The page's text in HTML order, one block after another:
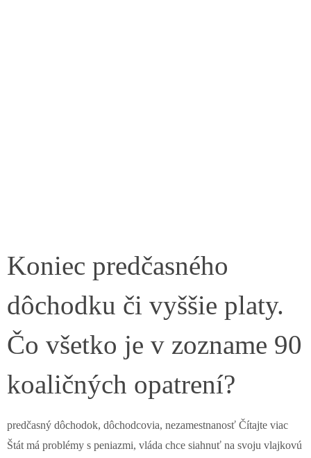
Koniec predčasného
dôchodku či vyššie platy.
Čo všetko je v zozname 90
koaličných opatrení?
predčasný dôchodok, dôchodcovia, nezamestnanosť Čítajte viac
Štát má problémy s peniazmi, vláda chce siahnuť na svoju vlajkovú